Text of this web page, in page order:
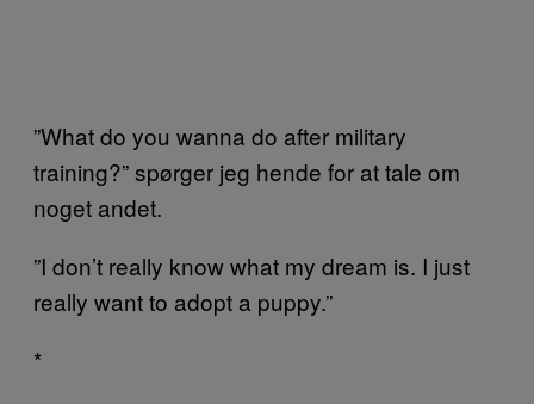
”What do you wanna do after military
training?” spørger jeg hende for at tale om
noget andet.
”I don’t really know what my dream is. I just
really want to adopt a puppy.”
*